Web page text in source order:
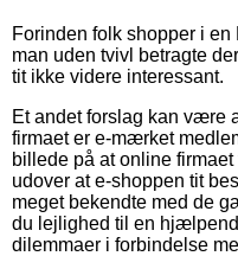
Forinden folk shopper i
man uden tvivl betragte
tit ikke videre interessant.
Et andet forslag kan være
firmaet er e-mærket
billede på at online
udover at e-shoppen tit
meget bekendte med de
du lejlighed til en
dilemmaer i forbindelse